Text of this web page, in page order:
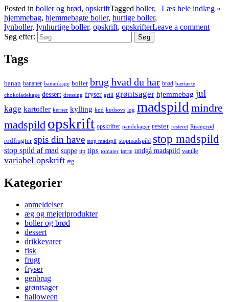
Læs hele indlæg »
Posted in boller og brød, opskriftTagged boller,
hjemmebag, hjemmebagte boller, hurtige boller,
lynboller, lynhurtige boller, opskrift, opskrifterLeave a comment
Søg efter:
Tags
banan bananer banankage boller brug hvad du har brød bærtærte
chokoladekage dessert dressing fryser grill grøntsager hjemmebag jul
kage kartofler kerner kylling kød kødsovs løg madspildmindre
madspild opskrift opskrifter pandekager rester resteret Risengrød
rodfrugter spis din have stop madspil stopmadspild stop madspild
stop spild af mad suppe tip tips tomater tærte undgå madspild vanille
variabel opskrift æg
Kategorier
anmeldelser
æg og mejeriprodukter
boller og brød
dessert
drikkevarer
fisk
frugt
fryser
genbrug
grøntsager
halloween